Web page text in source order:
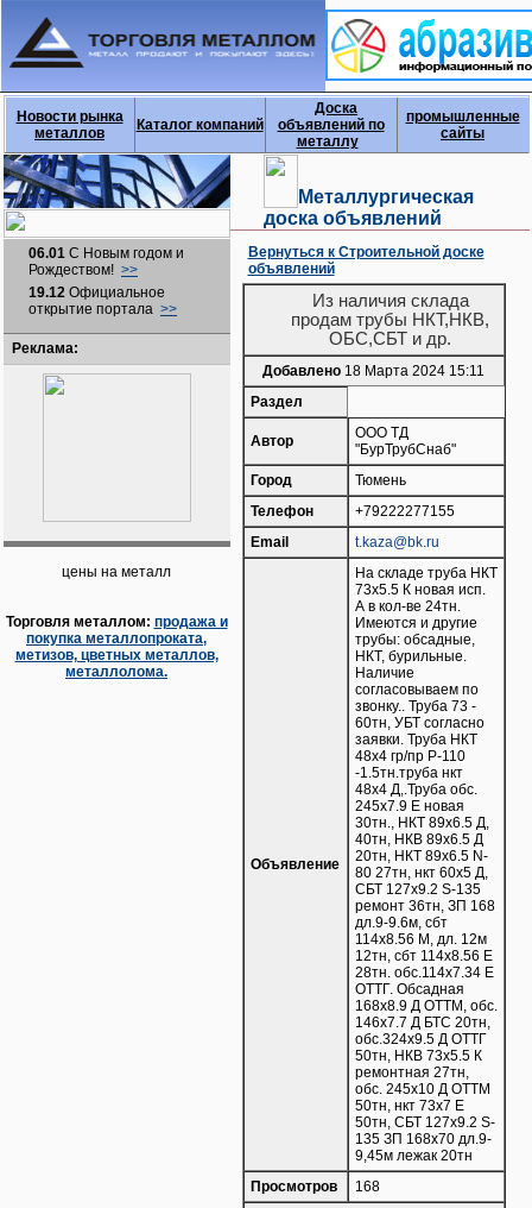
Новости рынка
металлов
Каталог компаний
Доска
объявлений по
металлу
промышленные
сайты
06.01 С Новым годом и
Рождеством! >>
19.12 Официальное
открытие портала >>
Реклама:
цены на металл
Торговля металлом: продажа и
покупка металлопроката,
метизов, цветных металлов,
металлолома.
Металлургическая
доска объявлений
Вернуться к Строительной доске
объявлений
Из наличия склада
продам трубы НКТ,НКВ,
ОБС,СБТ и др.
Добавлено 18 Марта 2024 15:11
Раздел
Автор
ООО ТД
"БурТрубСнаб"
Город
Тюмень
Телефон
+79222277155
Email
t.kaza@bk.ru
Объявление
На складе труба НКТ
73х5.5 К новая исп.
А в кол-ве 24тн.
Имеются и другие
трубы: обсадные,
НКТ, бурильные.
Наличие
согласовываем по
звонку.. Труба 73 -
60тн, УБТ согласно
заявки. Труба НКТ
48х4 гр/пр Р-110
-1.5тн.труба нкт
48х4 Д,.Труба обс.
245х7.9 Е новая
30тн., НКТ 89х6.5 Д,
40тн, НКВ 89х6.5 Д
20тн, НКТ 89х6.5 N-
80 27тн, нкт 60х5 Д,
СБТ 127х9.2 S-135
ремонт 36тн, ЗП 168
дл.9-9.6м, сбт
114х8.56 М, дл. 12м
12тн, сбт 114х8.56 Е
28тн. обс.114х7.34 Е
ОТТГ. Обсадная
168х8.9 Д ОТТМ, обс.
146х7.7 Д БТС 20тн,
обс.324х9.5 Д ОТТГ
50тн, НКВ 73х5.5 К
ремонтная 27тн,
обс. 245х10 Д ОТТМ
50тн, нкт 73х7 Е
50тн, СБТ 127х9.2 S-
135 ЗП 168х70 дл.9-
9,45м лежак 20тн
Просмотров
168